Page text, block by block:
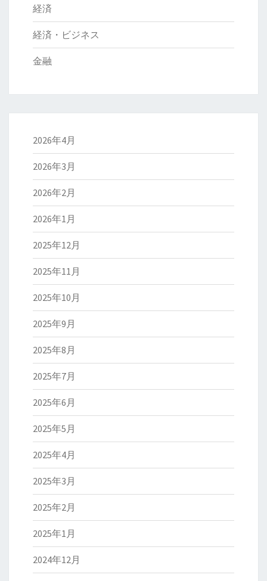
経済
経済・ビジネス
金融
2026年4月
2026年3月
2026年2月
2026年1月
2025年12月
2025年11月
2025年10月
2025年9月
2025年8月
2025年7月
2025年6月
2025年5月
2025年4月
2025年3月
2025年2月
2025年1月
2024年12月